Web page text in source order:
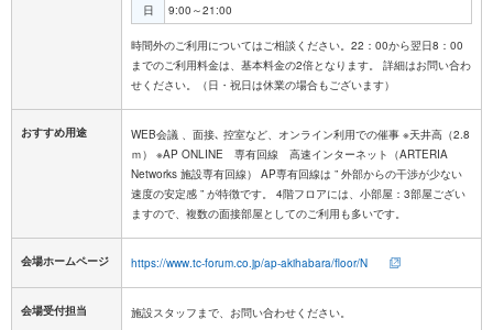
日
9:00～21:00
時間外のご利用についてはご相談ください。22：00から翌日8：00
までのご利用料金は、基本料金の2倍となります。 詳細はお問い合わ
おすすめ用途
WEB会議 、面接､ 控室など、オンライン利用での催事 ※天井高（2.8
ｍ） ※AP ONLINE 専有回線 高速インターネット（ARTERIA
Networks 施設専有回線） AP専有回線は ” 外部からの干渉が少ない
速度の安定感 ” が特徴です。 4階フロアには、小部屋：3部屋ござい
ますので、複数の面接部屋としてのご利用も多いです。
会場ホームページ https://www.tc-forum.co.jp/ap-akihabara/floor/N
会場受付担当 施設スタッフまで、お問い合わせください。